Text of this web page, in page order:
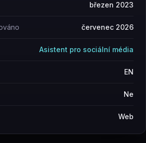
březen 2023
červenec 2026
Asistent pro sociální média
EN
Ne
Web